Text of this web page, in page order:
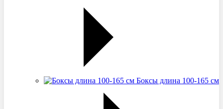
Боксы длина 100-165 см